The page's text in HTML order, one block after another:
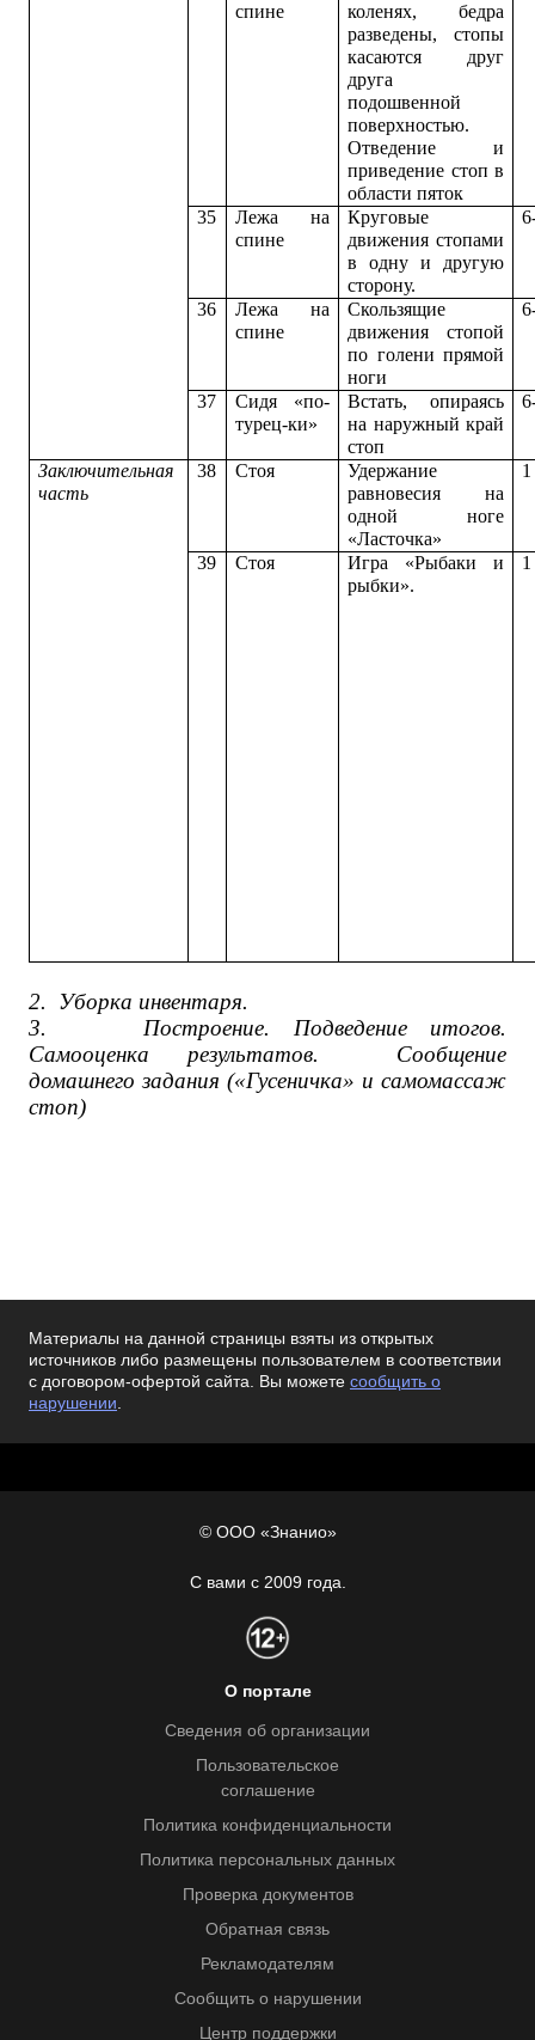
спине
коленях, бедра
разведены, стопы
касаются друг
друга
подошвенной
поверхностью.
Отведение и
приведение стоп в
области пяток
35
Лежа на
спине
Круговые
движения стопами
в одну и другую
сторону.
36
Лежа на
спине
Скользящие
движения стопой
по голени прямой
ноги
37
Сидя «по-
турец-ки»
Встать, опираясь
на наружный край
стоп
Заключительная
часть
38 Стоя
Удержание
равновесия на
одной ноге
«Ласточка»
39 Стоя
Игра «Рыбаки и
рыбки».
2.
Уборка инвентаря.
3.
Построение. Подведение итогов.
Самооценка результатов. Сообщение
домашнего задания («Гусеничка» и самомассаж
стоп)
Материалы на данной страницы взяты из открытых
источников либо размещены пользователем в соответствии
с договором-офертой сайта. Вы можете сообщить о
нарушении.
© ООО «Знанио»
С вами с 2009 года.
О портале
Сведения об организации
Пользовательское
соглашение
Политика конфиденциальности
Политика персональных данных
Проверка документов
Обратная связь
Рекламодателям
Сообщить о нарушении
Центр поддержки